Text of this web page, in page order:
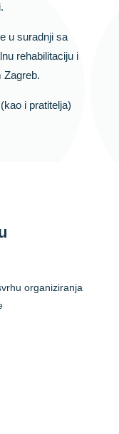
u suradnji sa
rehabilitaciju i
Zagreb.
i pratitelja)
organiziranja